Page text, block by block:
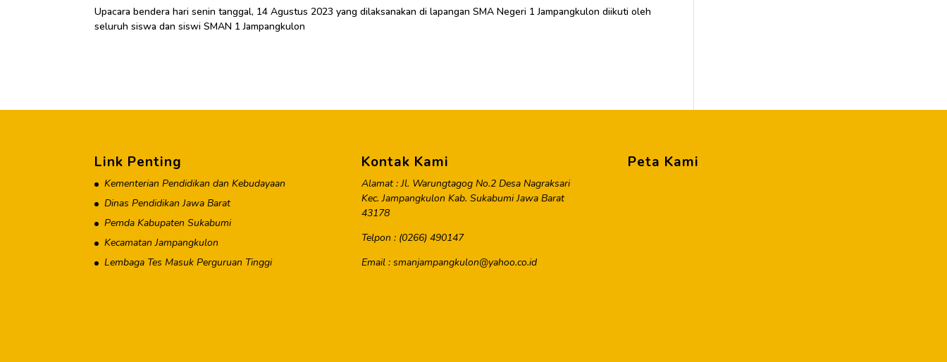
Upacara bendera hari senin tanggal, 14 Agustus 2023 yang dilaksanakan di lapangan SMA Negeri 1 Jampangkulon diikuti oleh
seluruh siswa dan siswi SMAN 1 Jampangkulon
Link Penting
Kementerian Pendidikan dan Kebudayaan
Dinas Pendidikan Jawa Barat
Pemda Kabupaten Sukabumi
Kecamatan Jampangkulon
Lembaga Tes Masuk Perguruan Tinggi
Kontak Kami
Alamat : Jl. Warungtagog No.2 Desa Nagraksari
Kec. Jampangkulon Kab. Sukabumi Jawa Barat
43178
Telpon : (0266) 490147
Email : smanjampangkulon@yahoo.co.id
Peta Kami